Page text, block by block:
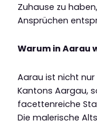
Zuhause zu
Ansprüchen
Warum in Aarau
Aarau ist nicht
Kantons Aargau,
facettenreiche
Die malerische